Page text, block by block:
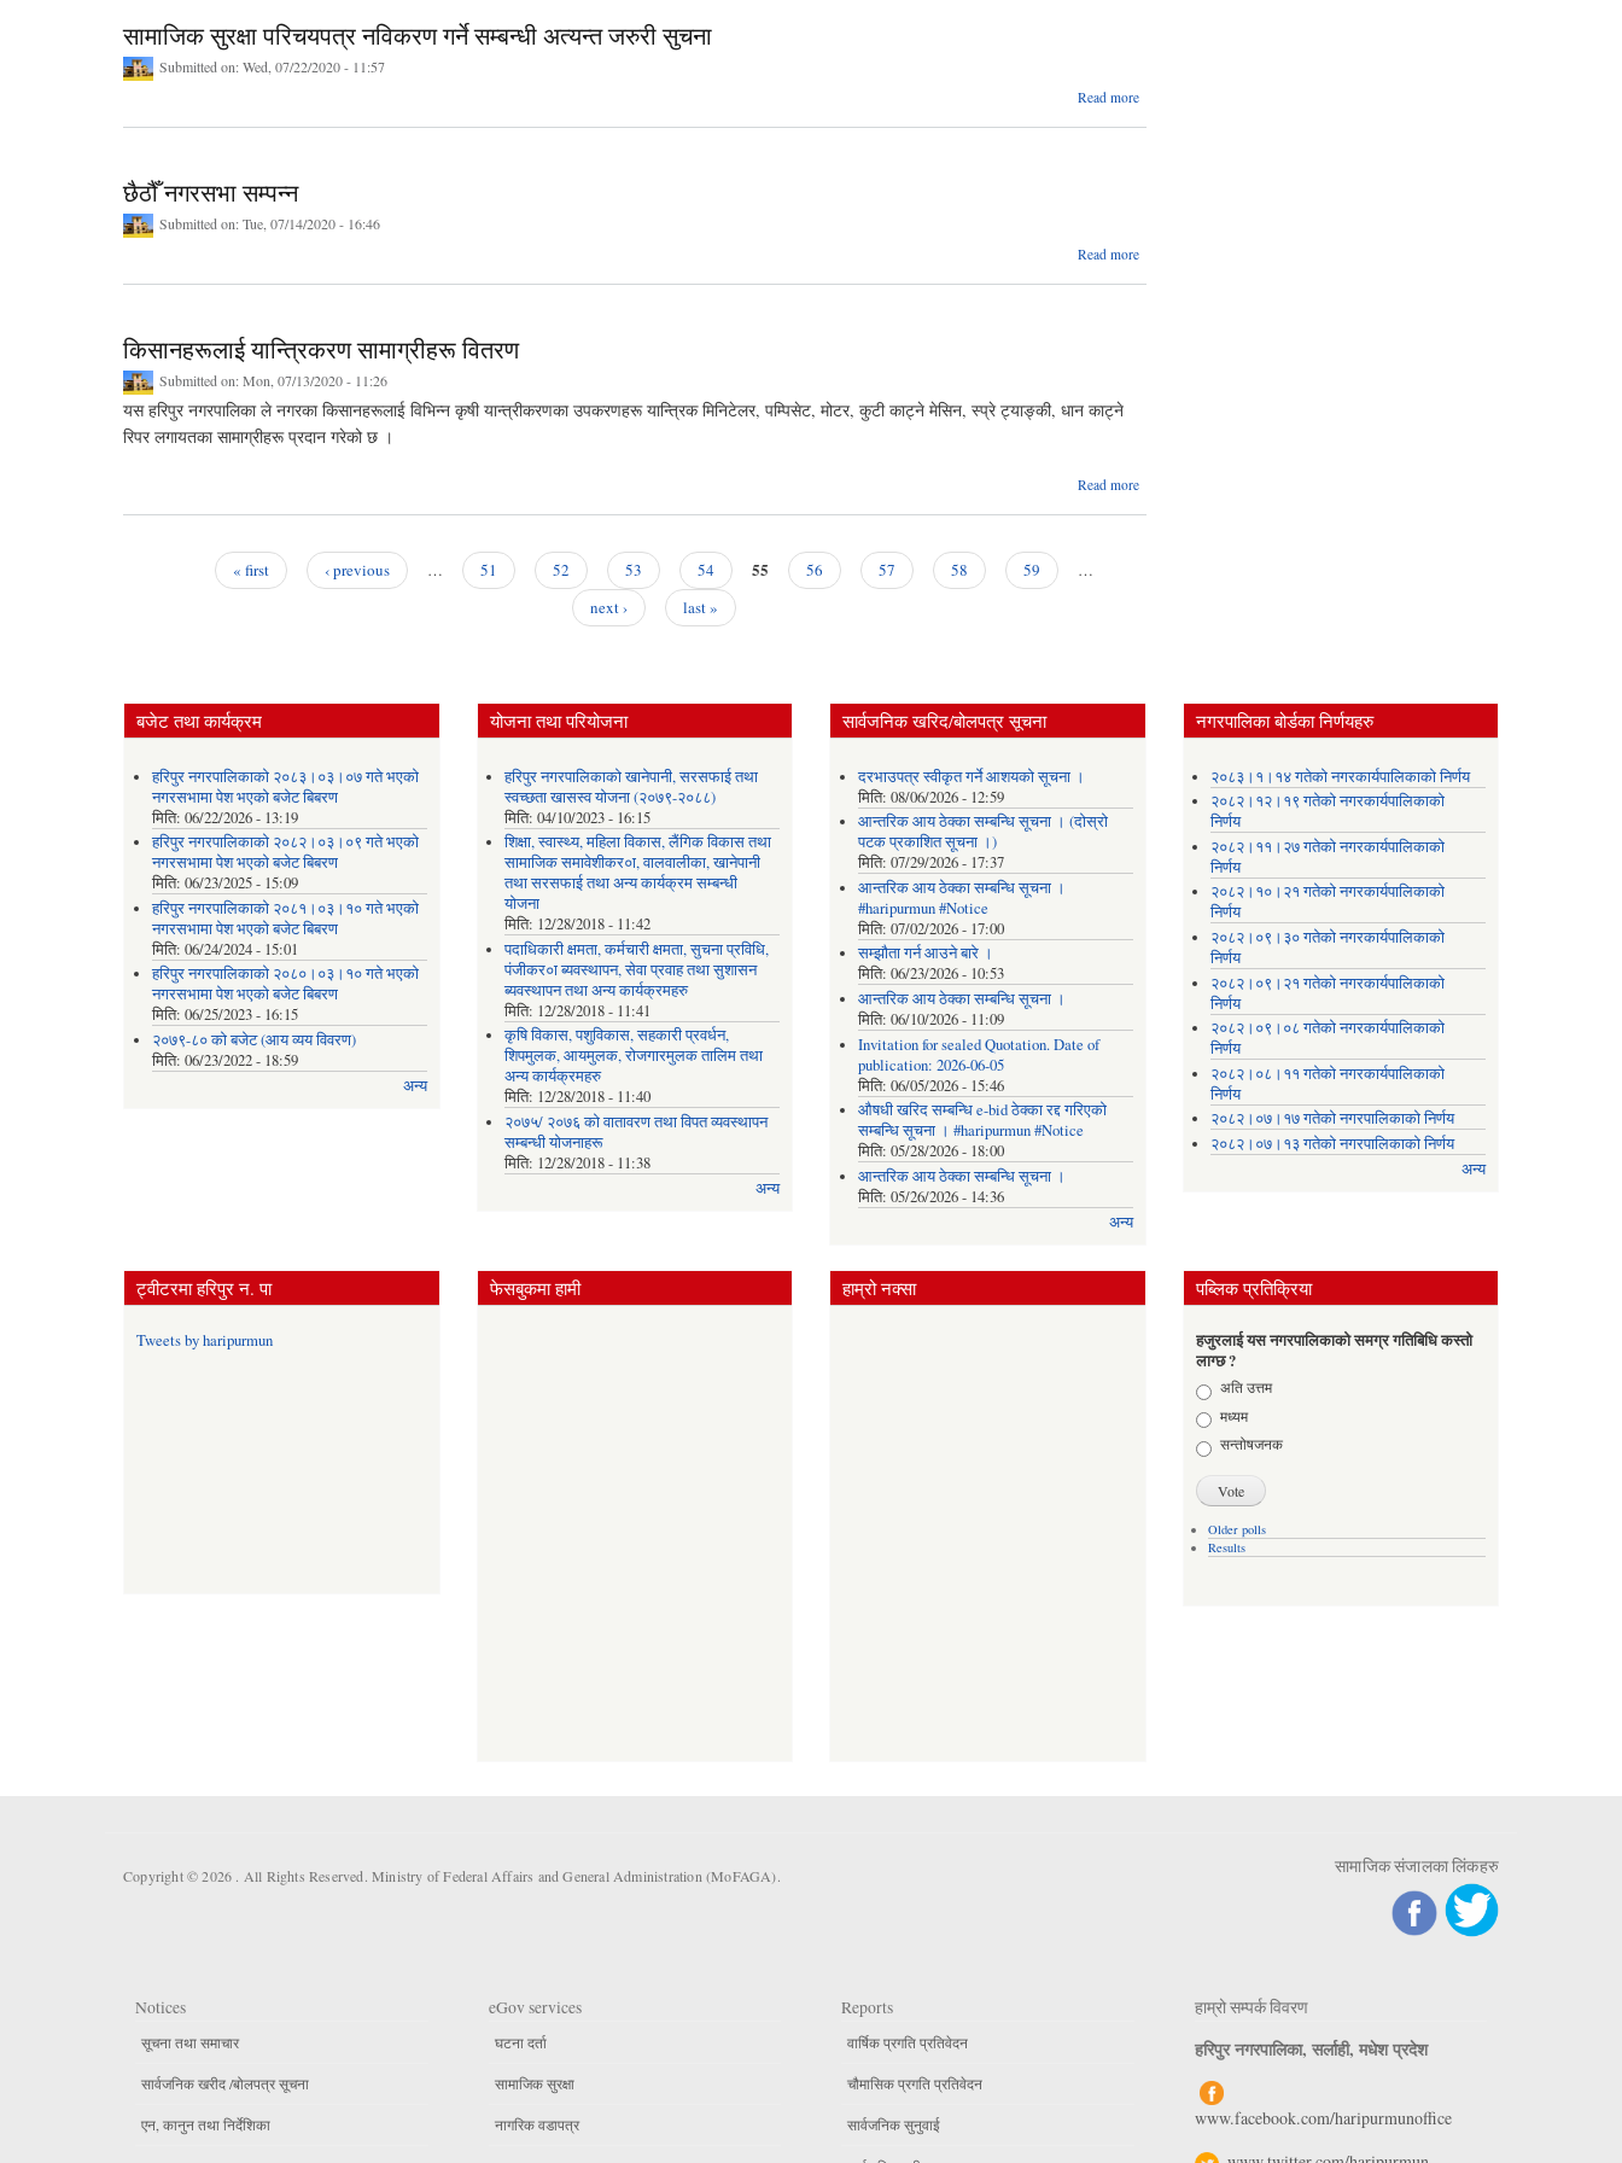
सामाजिक सुरक्षा परिचयपत्र नविकरण गर्ने सम्बन्धी अत्यन्त जरुरी सुचना
Submitted on:Wed, 07/22/2020 - 11:57
Read more
छैठौँ नगरसभा सम्पन्न
Submitted on:Tue, 07/14/2020 - 16:46
Read more
किसानहरूलाई यान्त्रिकरण सामाग्रीहरू वितरण
Submitted on:Mon, 07/13/2020 - 11:26
यस हरिपुर नगरपालिका ले नगरका किसानहरूलाई विभिन्न कृषी यान्त्रीकरणका उपकरणहरू यान्त्रिक मिनिटेलर, पम्पिसेट, मोटर, कुटी काट्ने मेसिन, स्प्रे ट्याङ्की, धान काट्ने
रिपर लगायतका सामाग्रीहरू प्रदान गरेको छ ।
Read more
« first ‹ previous … 51 52 53 54 55 56 57 58 59
…
next ›
last »
बजेट तथा कार्यक्रम
हरिपुर नगरपालिकाको २०८३।०३।०७ गते भएको
नगरसभामा पेश भएको बजेट बिबरण
मिति: 06/22/2026 - 13:19
हरिपुर नगरपालिकाको २०८२।०३।०९ गते भएको
नगरसभामा पेश भएको बजेट बिबरण
मिति: 06/23/2025 - 15:09
हरिपुर नगरपालिकाको २०८१।०३।१० गते भएको
नगरसभामा पेश भएको बजेट बिबरण
मिति: 06/24/2024 - 15:01
हरिपुर नगरपालिकाको २०८०।०३।१० गते भएको
नगरसभामा पेश भएको बजेट बिबरण
मिति: 06/25/2023 - 16:15
२०७९-८० को बजेट (आय व्यय विवरण)
मिति: 06/23/2022 - 18:59
अन्य
योजना तथा परियोजना
हरिपुर नगरपालिकाको खानेपानी, सरसफाई तथा
स्वच्छता खासस्व योजना (२०७९-२०८८)
मिति:04/10/2023 - 16:15
शिक्षा, स्वास्थ्य, महिला विकास, लैंगिक विकास तथा
सामाजिक समावेशीकर०ा, वालवालीका, खानेपानी
तथा सरसफाई तथा अन्य कार्यक्रम सम्बन्धी
योजना
मिति: 12/28/2018 - 11:42
पदाधिकारी क्षमता, कर्मचारी क्षमता, सुचना प्रविधि,
पंजीकर०ा ब्यवस्थापन, सेवा प्रवाह तथा सुशासन
ब्यवस्थापन तथा अन्य कार्यक्रमहरु
मिति: 12/28/2018 - 11:41
कृषि विकास, पशुविकास, सहकारी प्रवर्धन,
शिपमुलक, आयमुलक, रोजगारमुलक तालिम तथा
अन्य कार्यक्रमहरु
मिति: 12/28/2018 - 11:40
२०७५/ २०७६ को वातावरण तथा विपत व्यवस्थापन
सम्बन्धी योजनाहरू
मिति: 12/28/2018 - 11:38
अन्य
सार्वजनिक खरिद/बोलपत्र सूचना
दरभाउपत्र स्वीकृत गर्ने आशयको सूचना ।
मिति: 08/06/2026 - 12:59
आन्तरिक आय ठेक्का सम्बन्धि सूचना । (दोस्रो
पटक प्रकाशित सूचना ।)
मिति: 07/29/2026 - 17:37
आन्तरिक आय ठेक्का सम्बन्धि सूचना ।
#haripurmun #Notice
मिति: 07/02/2026 - 17:00
सम्झौता गर्न आउने बारे ।
मिति: 06/23/2026 - 10:53
आन्तरिक आय ठेक्का सम्बन्धि सूचना ।
मिति: 06/10/2026 - 11:09
Invitation for sealed Quotation. Date of
publication: 2026-06-05
मिति: 06/05/2026 - 15:46
औषधी खरिद सम्बन्धि e-bid ठेक्का रद्द गरिएको
सम्बन्धि सूचना । #haripurmun #Notice
मिति: 05/28/2026 - 18:00
आन्तरिक आय ठेक्का सम्बन्धि सूचना ।
मिति: 05/26/2026 - 14:36
अन्य
नगरपालिका बोर्डका निर्णयहरु
२०८३।१।१४ गतेको नगरकार्यपालिकाको निर्णय
२०८२।१२।१९ गतेको नगरकार्यपालिकाको
निर्णय
२०८२।११।२७ गतेको नगरकार्यपालिकाको
निर्णय
२०८२।१०।२१ गतेको नगरकार्यपालिकाको
निर्णय
२०८२।०९।३० गतेको नगरकार्यपालिकाको
निर्णय
२०८२।०९।२१ गतेको नगरकार्यपालिकाको
निर्णय
२०८२।०९।०८ गतेको नगरकार्यपालिकाको
निर्णय
२०८२।०८।११ गतेको नगरकार्यपालिकाको
निर्णय
२०८२।०७।१७ गतेको नगरपालिकाको निर्णय
२०८२।०७।१३ गतेको नगरपालिकाको निर्णय
अन्य
ट्वीटरमा हरिपुर न. पा
Tweets by haripurmun
फेसबुकमा हामी हाम्रो नक्सा पब्लिक प्रतिक्रिया
हजुरलाई यस नगरपालिकाको समग्र गतिबिधि कस्तो
लाग्छ ?
Choicesअति उत्तम
मध्यम
सन्तोषजनक
Older polls
Results
Copyright © 2026 . All Rights Reserved. Ministry of Federal Affairs and General Administration (MoFAGA). सामाजिक संजालका लिंकहरु
Notices
सूचना तथा समाचार
सार्वजनिक खरीद /बोलपत्र सूचना
एन, कानुन तथा निर्देशिका
eGov services
घटना दर्ता
सामाजिक सुरक्षा
नागरिक वडापत्र
Reports
वार्षिक प्रगति प्रतिवेदन
चौमासिक प्रगति प्रतिवेदन
सार्वजनिक सुनुवाई
हाम्रो सम्पर्क विवरण
हरिपुर नगरपालिका, सर्लाही, मधेश प्रदेश
www.facebook.com/haripurmunoffice